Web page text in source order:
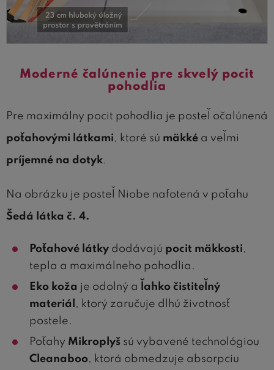
Moderné čalúnenie pre skvelý pocit
pohodlia
Pre maximálny pocit pohodlia je posteľ očalúnená
poťahovými látkami , ktoré sú mäkké a veľmi
príjemné na dotyk
Na obrázku je posteľ Niobe nafotená v poťahu
Šedá látka č. 4.
Poťahové látky dodávajú pocit mäkkosti,
tepla a maximálneho pohodlia.
Eko koža je odolný a
ľahko čistiteľný
materiál , ktorý zaručuje dlhú životnosť
postele.
Poťahy Mikroplyš sú vybavené technológiou
Cleanaboo, ktorá obmedzuje absorpciu